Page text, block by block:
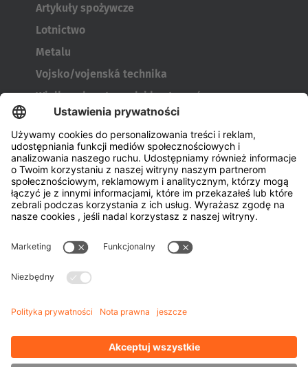
Artykuły spożywcze
Lotnictwo
Metalu
Vojsko/vojenská technika
Wielkogabarytowych i kontenerów
Narzędzia do produkcji opon
Transportery bębnów
Drzwi i okien
Firma
o firmie HUBTEX
Zrównoważony rozwój
Przedstawiciel
Wiedza
Pliki do pobrania
Zarządzanie energią